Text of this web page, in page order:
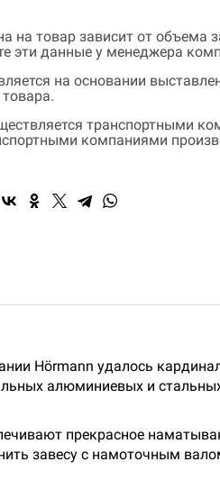
на товар зависит от объема
эти данные у менеджера
на основании
транспортными
компаниями
Hörmann удалось
алюминиевых и
прекрасное
завесу с намоточным